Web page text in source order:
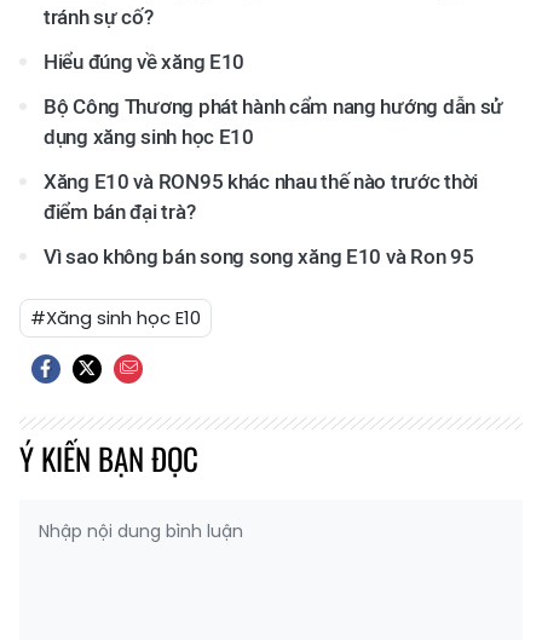
tránh sự cố?
Hiểu đúng về xăng E10
Bộ Công Thương phát hành cẩm nang hướng dẫn sử
dụng xăng sinh học E10
Xăng E10 và RON95 khác nhau thế nào trước thời
điểm bán đại trà?
Vì sao không bán song song xăng E10 và Ron 95
#Xăng sinh học E10
Ý KIẾN BẠN ĐỌC